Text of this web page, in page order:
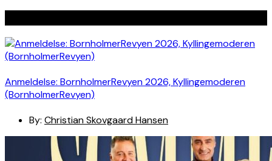
Anmeldelse: BornholmerRevyen 2026, Kyllingemoderen
(BornholmerRevyen)
By: Christian Skovgaard Hansen